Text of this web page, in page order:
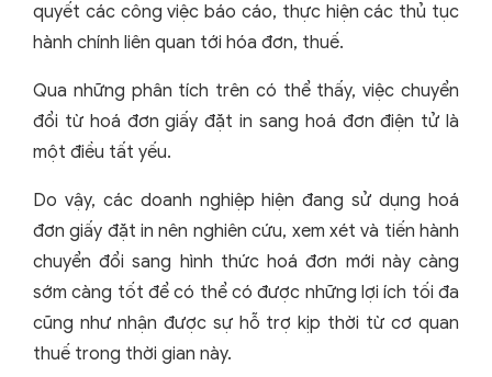
quyết các công việc báo cáo, thực hiện các thủ tục
hành chính liên quan tới hóa đơn, thuế.
Qua những phân tích trên có thể thấy, việc chuyển
đổi từ hoá đơn giấy đặt in sang hoá đơn điện tử là
một điều tất yếu.
Do vậy, các doanh nghiệp hiện đang sử dụng hoá
đơn giấy đặt in nên nghiên cứu, xem xét và tiến hành
chuyển đổi sang hình thức hoá đơn mới này càng
sớm càng tốt để có thể có được những lợi ích tối đa
cũng như nhận được sự hỗ trợ kịp thời từ cơ quan
thuế trong thời gian này.